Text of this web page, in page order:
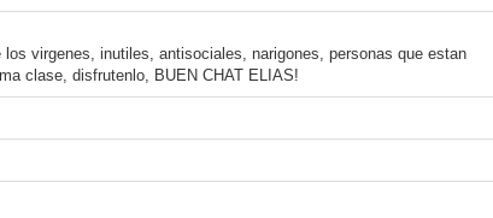
virgenes, inutiles, antisociales, narigones, personas que estan
clase, disfrutenlo, BUEN CHAT ELIAS!